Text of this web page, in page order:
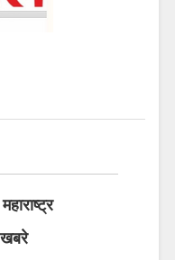
महाराष्ट्र
खबरे